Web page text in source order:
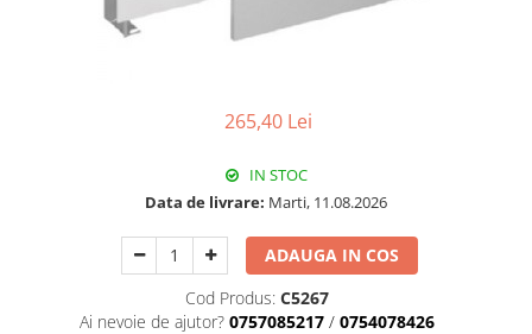
Pachet Centrale Termice
Cazane, Centrale si Termoseminee
Centrale termice electrice
Seminee si Sobe
Seminee pe lemne
265,40 Lei
IN STOC
Data de livrare: Marti, 11.08.2026
ADAUGA IN COS
Cod Produs: C5267
Ai nevoie de ajutor? 0757085217 / 0754078426